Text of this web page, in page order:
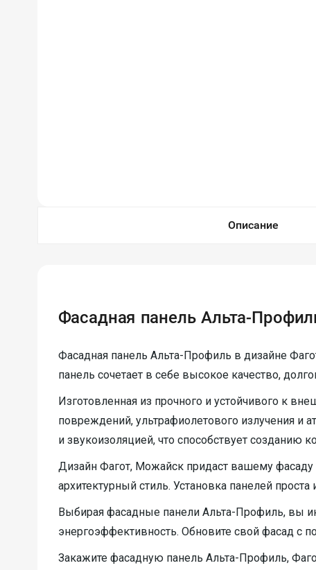
Описание
Фасадная панель Альта-
Фасадная панель Альта-Профиль в дизайне
панель сочетает в себе высокое качество,
Изготовленная из прочного и устойчивого к
повреждений, ультрафиолетового излучения и
и звукоизоляцией, что способствует созданию
Дизайн Фагот, Можайск придаст вашему фасаду
архитектурный стиль. Установка панелей
Выбирая фасадные панели Альта-Профиль, вы
энергоэффективность. Обновите свой фасад с
Закажите фасадную панель Альта-Профиль,